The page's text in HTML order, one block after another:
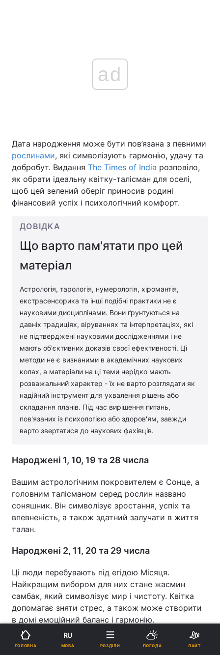
ad
Дата народження може бути пов’язана з певними
рослинами, які символізують гармонію, удачу та
добробут. Видання The Times of India розповіло,
як обрати ідеальну квітку-талісман для оселі,
щоб цей зелений оберіг приносив родині
фінансовий успіх і психологічний комфорт.
ДОВІДКА
Що варто пам'ятати про цей
матеріал
Астрологія, тарологія, нумерологія, хіромантія,
екстрасенсорика та інші подібні практики не є
науковими дисциплінами. Вони ґрунтуються на
давніх традиціях, віруваннях та інтерпретаціях, які
не підтверджені науковими дослідженнями і не
мають об'єктивних доказів своєї ефективності. Ці
методи не є визнаними в академічних наукових
колах, а матеріали на ці теми нерідко мають
розважальний характер - їх не варто розглядати як
надійний інструмент для ухвалення рішень або
складання планів. Під час вирішення питань,
пов'язаних із психологією або здоров'ям, завжди
варто звертатися до наукових фахівців.
Народжені 1, 10, 19 та 28 числа
Вашим астрологічним покровителем є Сонце, а
головним талісманом серед рослин названо
соняшник. Він символізує зростання, успіх та
впевненість, а також здатний залучати в життя
талан.
Народжені 2, 11, 20 та 29 числа
Ці люди перебувають під егідою Місяця.
Найкращим вибором для них стане жасмин
самбак, який символізує мир і чистоту. Квітка
допомагає зняти стрес, а також може створити
в домі емоційний баланс і гармонію.
Народжені 3, 12, 21 та 30 числа
ГОЛОВНА
RU
МОВА РОЗДІЛИ ПОГОДА ЛАЙТ